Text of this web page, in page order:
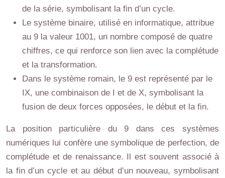
de la série, symbolisant la fin d’un cycle.
Le système binaire, utilisé en informatique, attribue
au 9 la valeur 1001, un nombre composé de quatre
chiffres, ce qui renforce son lien avec la complétude
et la transformation.
Dans le système romain, le 9 est représenté par le
IX, une combinaison de I et de X, symbolisant la
fusion de deux forces opposées, le début et la fin.
La position particulière du 9 dans ces systèmes
numériques lui confère une symbolique de perfection, de
complétude et de renaissance. Il est souvent associé à
la fin d’un cycle et au début d’un nouveau, symbolisant